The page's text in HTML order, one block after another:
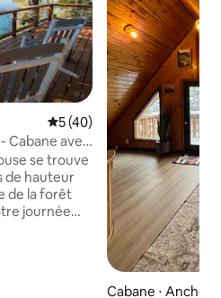
Évaluation moyenne sur la
5 (40)
Cabane avec
se trouve
de hauteur
de la forêt
journée
Cabane ⋅